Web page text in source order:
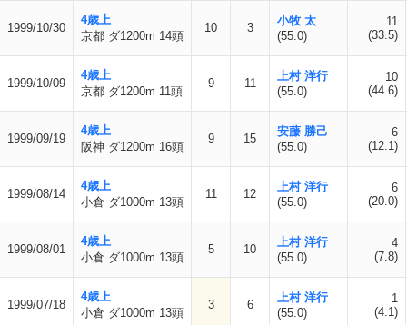
1999/10/30
4歳上
京都 ダ1200m 14頭
10 3
小牧 太
(55.0)
11
(33.5)
1999/10/09
4歳上
京都 ダ1200m 11頭
9 11
上村 洋行
(55.0)
10
(44.6)
1999/09/19
4歳上
阪神 ダ1200m 16頭
9 15
安藤 勝己
(55.0)
6
(12.1)
1999/08/14
4歳上
小倉 ダ1000m 13頭
11 12
上村 洋行
(55.0)
6
(20.0)
1999/08/01
4歳上
小倉 ダ1000m 13頭
5 10
上村 洋行
(55.0)
4
(7.8)
1999/07/18
4歳上
小倉 ダ1000m 13頭
3 6
上村 洋行
(55.0)
1
(4.1)